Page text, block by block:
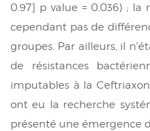
0.97] p value = 0.036) ;
cependant pas de
groupes. Par ailleurs, il
de résistances
imputables à la
ont eu la recherche
présenté une émergence